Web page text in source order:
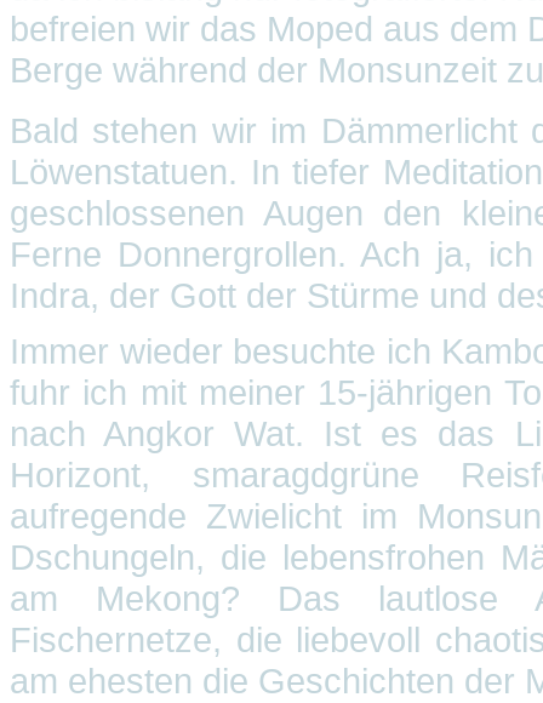
befreien wir das Moped aus dem
Berge während der Monsunzeit
Bald stehen wir im Dämmerlicht
Löwenstatuen. In tiefer
geschlossenen Augen den
Ferne Donnergrollen. Ach ja,
Indra, der Gott der Stürme und
Immer wieder besuchte ich
fuhr ich mit meiner 15-jährigen
nach Angkor Wat. Ist es das
Horizont, smaragdgrüne
aufregende Zwielicht im
Dschungeln, die lebensfrohen
am Mekong? Das lautlose
Fischernetze, die liebevoll
am ehesten die Geschichten der